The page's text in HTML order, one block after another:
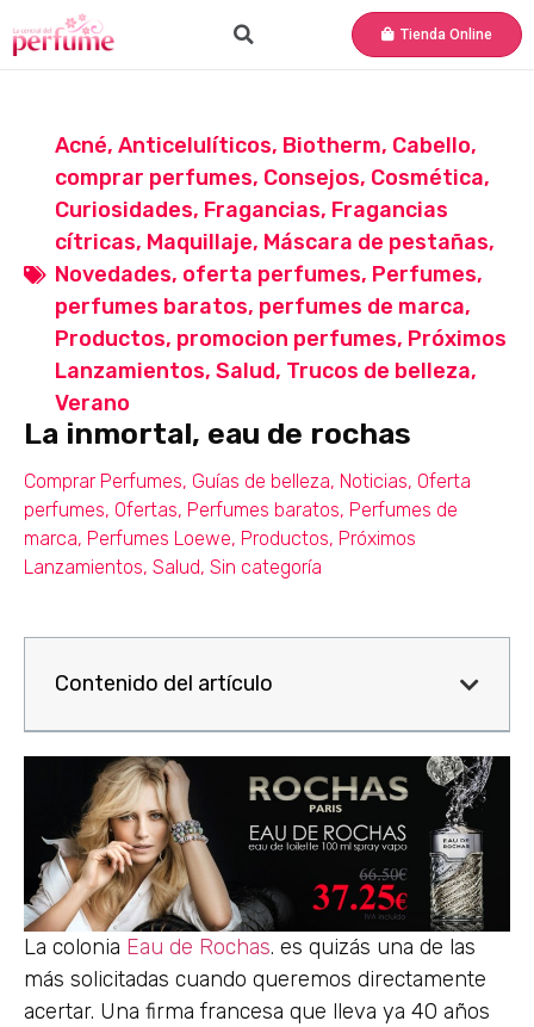
Tienda Online
Acné, Anticelulíticos, Biotherm, Cabello,
comprar perfumes, Consejos, Cosmética,
Curiosidades, Fragancias, Fragancias
cítricas, Maquillaje, Máscara de pestañas,
Novedades, oferta perfumes, Perfumes,
perfumes baratos, perfumes de marca,
Productos, promocion perfumes, Próximos
Lanzamientos, Salud, Trucos de belleza,
Verano
La inmortal, eau de rochas
Comprar Perfumes, Guías de belleza, Noticias, Oferta
perfumes, Ofertas, Perfumes baratos, Perfumes de
marca, Perfumes Loewe, Productos, Próximos
Lanzamientos, Salud, Sin categoría
Contenido del artículo
La colonia Eau de Rochas. es quizás una de las
más solicitadas cuando queremos directamente
acertar. Una firma francesa que lleva ya 40 años